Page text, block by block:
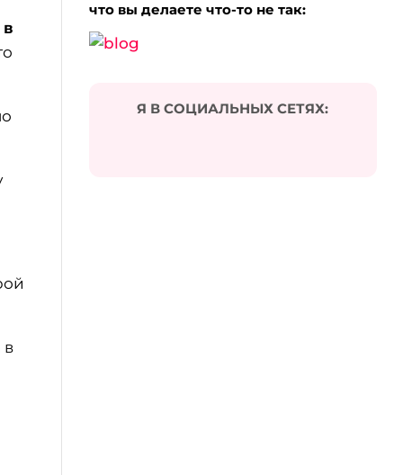
в
что вы делаете что-то не так:
Я В СОЦИАЛЬНЫХ СЕТЯХ: